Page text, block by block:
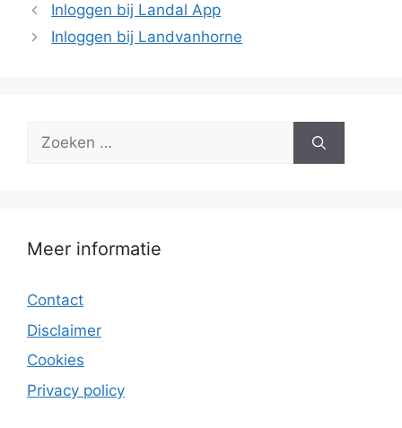
Inloggen bij Landal App
Inloggen bij Landvanhorne
Zoek
Meer informatie
Contact
Disclaimer
Cookies
Privacy policy